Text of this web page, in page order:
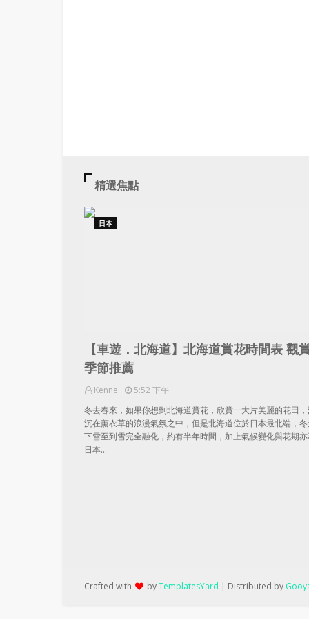
精選焦點
日本
【車遊．北海道】北海道賞花時間表 觀
季節推薦
Kenne
5:52 下午
冬去春來，如果你想到北海道賞花，欣賞一大片美麗的花田
沉在薰衣草的浪漫氣氛之中，但是北海道位於日本最北端，
下雪至到雪完全融化，約有半年時間，加上氣候變化與花期
日本…
Crafted with byTemplatesYard | Distributed by